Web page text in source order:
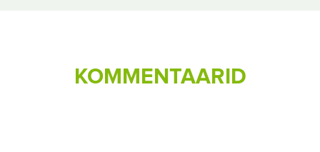
KOMMENTAARID